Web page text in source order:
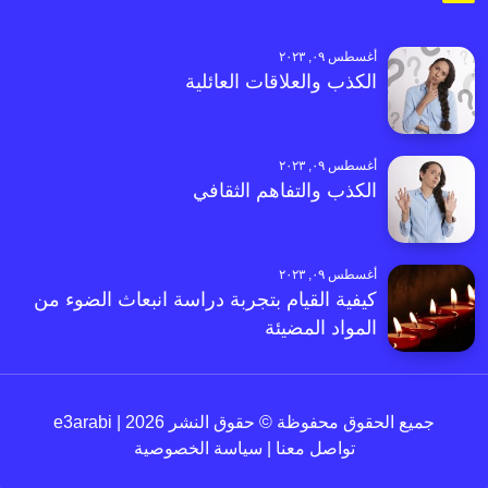
أغسطس ٠٩, ٢٠٢٣
الكذب والعلاقات العائلية
أغسطس ٠٩, ٢٠٢٣
الكذب والتفاهم الثقافي
أغسطس ٠٩, ٢٠٢٣
كيفية القيام بتجربة دراسة انبعاث الضوء من
المواد المضيئة
جميع الحقوق محفوظة © حقوق النشر 2026 | e3arabi
تواصل معنا
سياسة الخصوصية